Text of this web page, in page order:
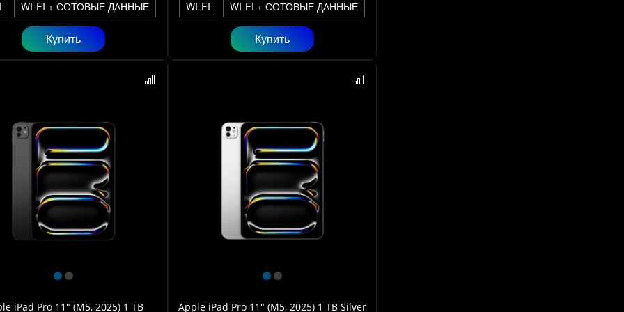
WI-FI + СОТОВЫЕ ДАННЫЕ
Купить
WI-FI WI-FI + СОТОВЫЕ ДАННЫЕ
Купить
iPad Pro 11" (M5, 2025) 1 TB
Apple iPad Pro 11" (M5, 2025) 1 TB Silver